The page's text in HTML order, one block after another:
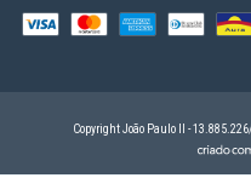
Copyright João Paulo II -